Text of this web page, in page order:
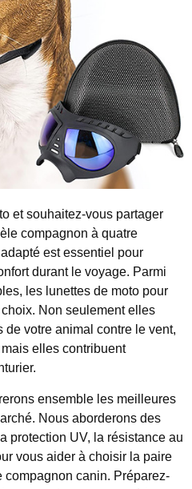
et souhaitez-vous partager
compagnon à quatre
est essentiel pour
durant le voyage. Parmi
les lunettes de moto pour
Non seulement elles
votre animal contre le vent,
elles contribuent
ensemble les meilleures
Nous aborderons des
protection UV, la résistance au
vous aider à choisir la paire
canin. Préparez-